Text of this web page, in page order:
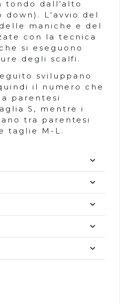
tondo dall'alto
down). L'avvio del
maniche e del
con la tecnica
si eseguono
degli scalfi.
sviluppano
il numero che
parentesi
S, mentre i
tra parentesi
taglie M-L.